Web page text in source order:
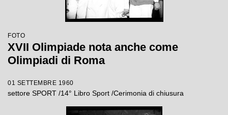
FOTO
XVII Olimpiade nota anche come
Olimpiadi di Roma
01 SETTEMBRE 1960
settore SPORT /14° Libro Sport /Cerimonia di chiusura